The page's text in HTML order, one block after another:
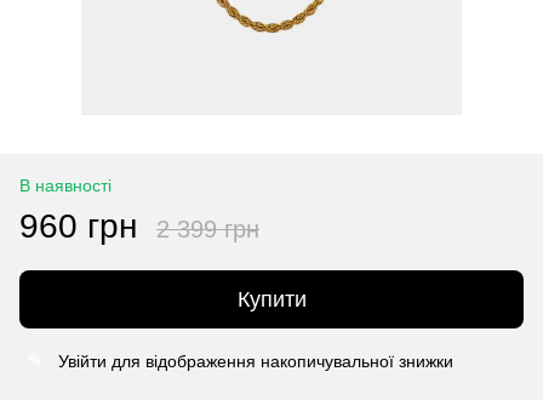
В наявності
960 грн 2 399 грн
Купити
Увійти для відображення накопичувальної знижки